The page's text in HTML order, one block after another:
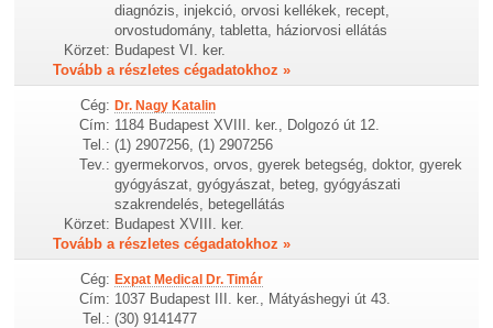
diagnózis, injekció, orvosi kellékek, recept,
orvostudomány, tabletta, háziorvosi ellátás
Körzet: Budapest VI. ker.
Tovább a részletes cégadatokhoz »
Cég: Dr. Nagy Katalin
Cím: 1184 Budapest XVIII. ker., Dolgozó út 12.
Tel.: (1) 2907256, (1) 2907256
Tev.: gyermekorvos, orvos, gyerek betegség, doktor, gyerek
gyógyászat, gyógyászat, beteg, gyógyászati
szakrendelés, betegellátás
Körzet: Budapest XVIII. ker.
Tovább a részletes cégadatokhoz »
Cég: Expat Medical Dr. Timár
Cím: 1037 Budapest III. ker., Mátyáshegyi út 43.
Tel.: (30) 9141477